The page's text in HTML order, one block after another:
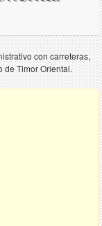
con carreteras,
de Timor Oriental.